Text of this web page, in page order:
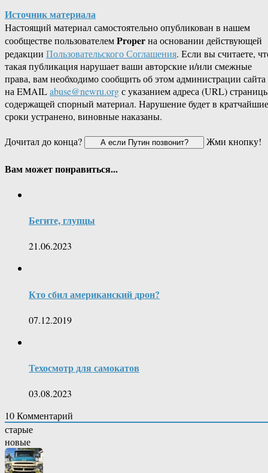
Источник материала
Настоящий материал самостоятельно опубликован в нашем
сообществе пользователемProperна основании действующей
редакции Пользовательского Соглашения. Если вы считаете,
такая публикация нарушает ваши авторские и/или смежные
права, вам необходимо сообщить об этом администрации сайта
на EMAILabuse@newru.orgс указанием адреса (URL)
содержащей спорный материал. Нарушение будет в кратчайшие
сроки устранено, виновные наказаны.
Дочитал до конца?
Жми кнопку!
Вам может понравиться...
Бегите, глупцы
21.06.2023
Кто сбил американский дрон?
07.12.2019
Техосмотр для самокатов
03.08.2023
10Комментарий
старые
новые